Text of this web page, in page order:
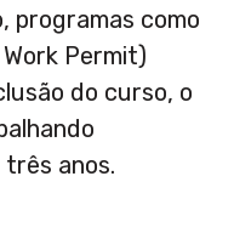
programas como
Permit)
do curso, o
anos.